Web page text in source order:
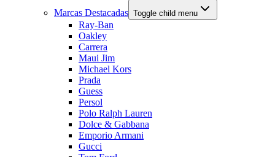
Marcas Destacadas Toggle child menu
Ray-Ban
Oakley
Carrera
Maui Jim
Michael Kors
Prada
Guess
Persol
Polo Ralph Lauren
Dolce & Gabbana
Emporio Armani
Gucci